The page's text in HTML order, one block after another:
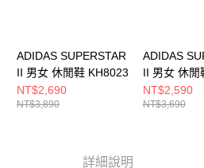
ADIDAS SUPERSTAR
II 男女 休閒鞋 KH8023
NT$2,690
NT$3,890
ADIDAS
II 男女 休閒
NT$2,590
NT$3,690
詳細說明